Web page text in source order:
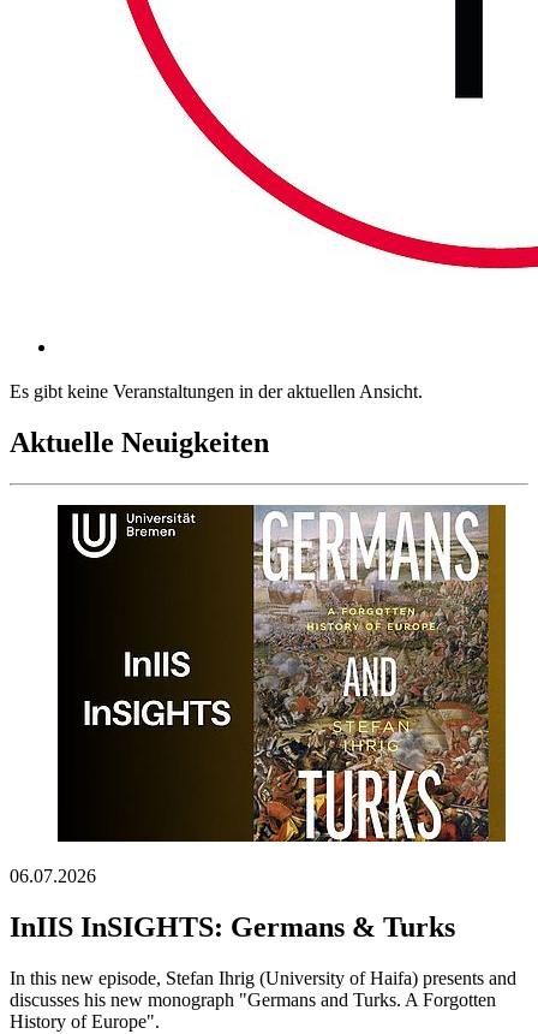
Es gibt keine Veranstaltungen in der aktuellen Ansicht.
Aktuelle Neuigkeiten
06.07.2026
InIIS InSIGHTS: Germans & Turks
In this new episode, Stefan Ihrig (University of Haifa) presents and
discusses his new monograph "Germans and Turks. A Forgotten
History of Europe".